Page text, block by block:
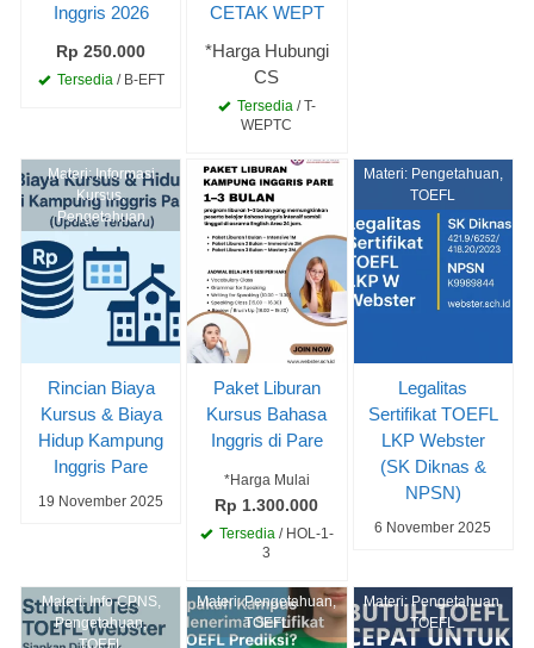
Inggris 2026
Rp 250.000
Tersedia / B-EFT
CETAK WEPT
*Harga Hubungi
CS
Tersedia / T-
WEPTC
Materi:Informasi
Kursus,
Pengetahuan
Rincian Biaya
Kursus & Biaya
Hidup Kampung
Inggris Pare
19 November 2025
Paket Liburan
Kursus Bahasa
Inggris di Pare
*Harga Mulai
Rp 1.300.000
Tersedia/ HOL-1-
3
Materi: Pengetahuan
TOEFL
Legalitas
Sertifikat TOEFL
LKP Webster
(SK Diknas &
NPSN)
6 November 2025
Materi: Info CPNS,
Pengetahuan,
Materi:Pengetahuan,
TOEFL
Materi:Pengetahuan,
TOEFL